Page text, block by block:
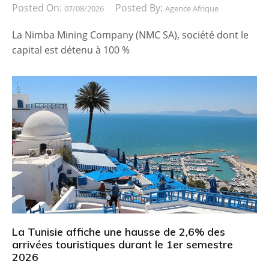
Posted On: 07/08/2026 Posted By: Agence Afrique
La Nimba Mining Company (NMC SA), société dont le
capital est détenu à 100 %
La Tunisie affiche une hausse de 2,6% des
arrivées touristiques durant le 1er semestre
2026